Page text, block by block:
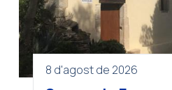
8 d'agost de 2026